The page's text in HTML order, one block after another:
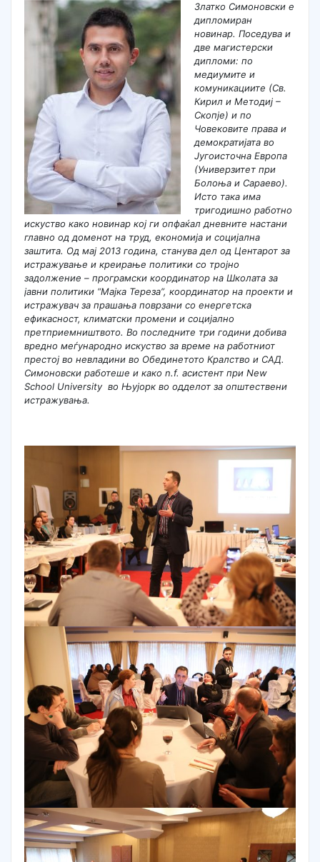
Златко Симоновские
дипломиран
новинар.Поседува и
две магистерски
дипломи: по
медиумите и
комуникациите (Св.
Кирил и Методиј –
Скопје) ипо
Човековите права и
демократијата во
Југоисточна Европа
(Универзитет при
Болоња и Сараево).
Исто така има
тригодишно работно
искуство како новинаркој ги опфаќалдневните настани
главно оддоменот на труд, економија и социјална
заштита. Од мај 2013 година, станува дел од Центарот за
истражување и креирање политики со тројно
задолжение – програмски координатор на Школата за
јавниполитики“Мајка Тереза”, координатор на проектии
истражувач за прашања поврзани со енергетска
ефикасност, климатски промени исоцијално
претприемништвото. Во последните три години добива
вредно меѓународно искуство за време на работниот
престојво невладини во Обединетото Кралство и САД.
Симоновски работеше и како n.f. асистент при New
School University во Њујоркво одделот за општествени
истражувања.